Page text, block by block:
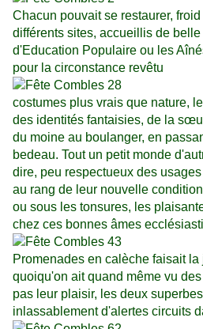
Chacun pouvait se restaurer,
différents sites, accueillis de
d'Education Populaire ou les
pour la circonstance revêtu
costumes plus vrais que nature,
des identités fantaisies, de la
du moine au boulanger, en
bedeau. Tout un petit monde
dire, peu respectueux des
au rang de leur nouvelle
ou sous les tonsures, les
chez ces bonnes âmes
Promenades en calèche faisait
quoiqu'on ait quand même vu
pas leur plaisir, les deux
inlassablement d'alertes circuits